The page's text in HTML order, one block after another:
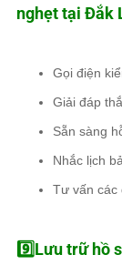
nghẹt tại Đắk
Gọi điện
Giải đáp
Sẵn sàng
Nhắc lịch
Tư vấn các
9️⃣Lưu trữ hồ